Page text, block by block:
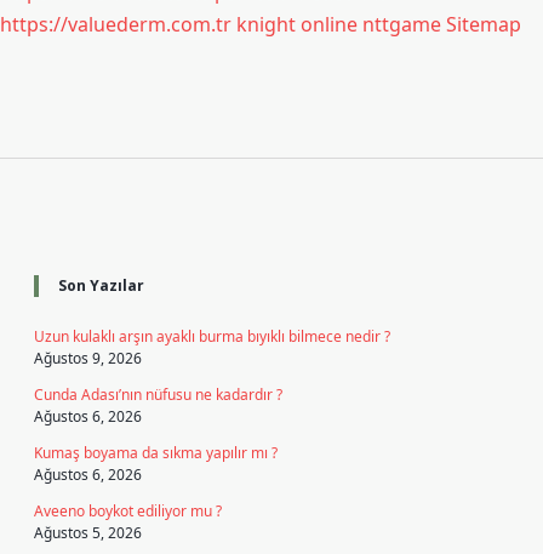
https://valuederm.com.tr knight online nttgameSitemap
Son Yazılar
Uzun kulaklı arşın ayaklı burma bıyıklı bilmece nedir ?
Ağustos 9, 2026
Cunda Adası’nın nüfusu ne kadardır ?
Ağustos 6, 2026
Kumaş boyama da sıkma yapılır mı ?
Ağustos 6, 2026
Aveeno boykot ediliyor mu ?
Ağustos 5, 2026